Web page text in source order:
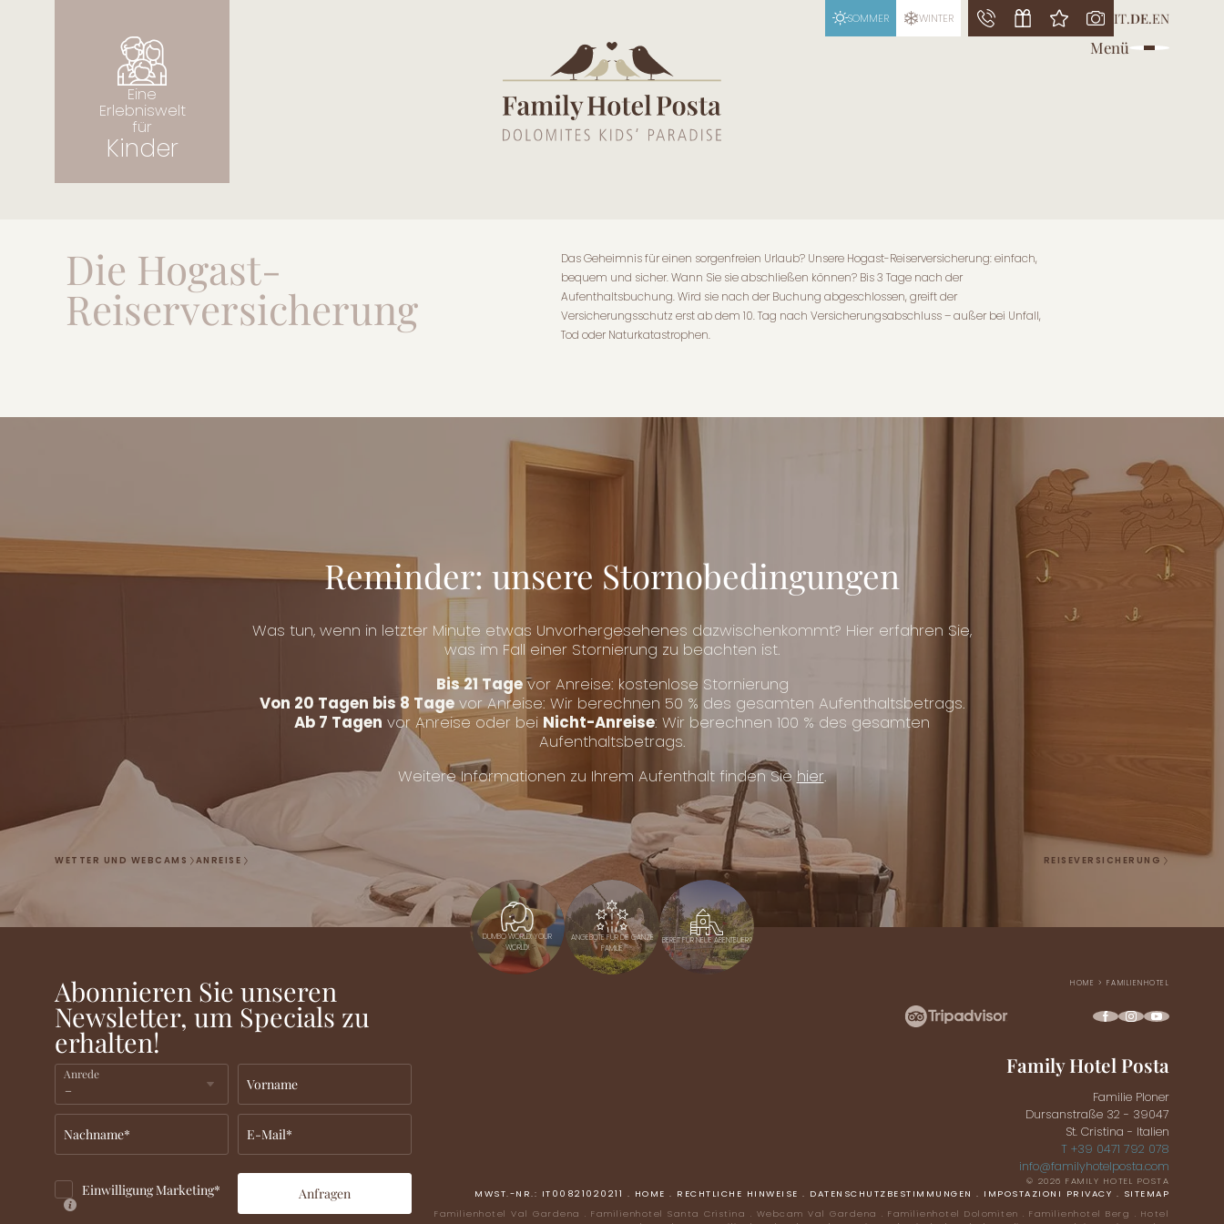
SOMMER WINTER IT.DE.EN
Menü
Eine
Erlebniswelt
für
Kinder
Die Hogast-
Reiserversicherung
Das Geheimnis für einen sorgenfreien Urlaub? Unsere Hogast-Reiserversicherung: einfach,
bequem und sicher. Wann Sie sie abschließen können? Bis 3 Tage nach der
Aufenthaltsbuchung. Wird sie nach der Buchung abgeschlossen, greift der
Versicherungsschutz erst ab dem 10. Tag nach Versicherungsabschluss – außer bei Unfall,
Tod oder Naturkatastrophen.
Reminder: unsere Stornobedingungen
Was tun, wenn in letzter Minute etwas Unvorhergesehenes dazwischenkommt? Hier erfahren Sie,
was im Fall einer Stornierung zu beachten ist.
Bis 21 Tagevor Anreise: kostenlose Stornierung
Von 20 Tagen bis 8 Tagevor Anreise: Wir berechnen 50 % des gesamten Aufenthaltsbetrags.
Ab 7 Tagen vor Anreise oder bei Nicht-Anreise: Wir berechnen 100 % des gesamten
Aufenthaltsbetrags.
Weitere Informationen zu Ihrem Aufenthalt finden Sie hier.
WETTER UND WEBCAMS ANREISE REISEVERSICHERUNG
DUMBO WORLD: YOUR
WORLD!
ANGEBOTE FÜR DIE GANZE
FAMILIE
BEREIT FÜR NEUE ABENTEUER?
Abonnieren Sie unseren
Newsletter, um Specials zu
erhalten!
Anrede
Vorname
Nachname* E-Mail*
Einwilligung Marketing* Anfragen
HOME > FAMILIENHOTEL
Family Hotel Posta
Familie Ploner
Dursanstraße 32 - 39047
St. Cristina - Italien
T +39 0471 792 078
info@familyhotelposta.com
© 2026 FAMILY HOTEL POSTA
MWST.-NR.: IT00821020211 . HOME . RECHTLICHE HINWEISE . DATENSCHUTZBESTIMMUNGEN . IMPOSTAZIONI PRIVACY . SITEMAP
Familienhotel Val Gardena . Familienhotel Santa Cristina . Webcam Val Gardena . Familienhotel Dolomiten . Familienhotel Berg . Hotel